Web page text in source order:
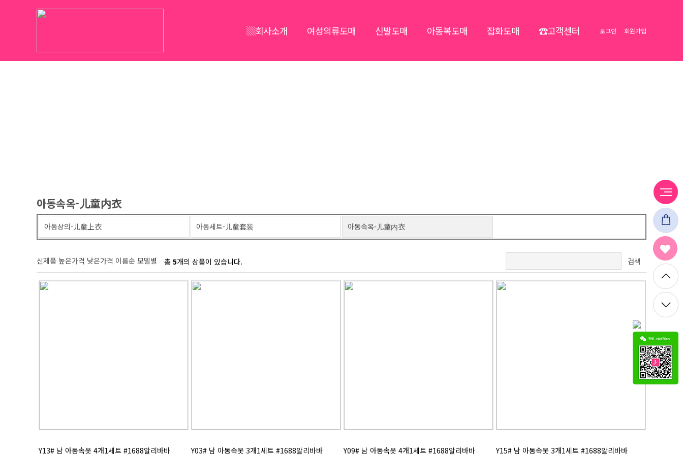
▒회사소개 여성의류도매 신발도매 아동복도매 잡화도매 ☎고객센터 로그인 회원가입
아동속옥-儿童内衣
아동상의-儿童上衣 아동세트-儿童套装 아동속옥-儿童内衣
신제품 높은가격 낮은가격 이름순 모델별 총 5개의 상품이 있습니다. 검색
Y13# 남 아동속옷 4개1세트 #1688알리바바 Y03# 남 아동속옷 3개1세트 #1688알리바바 Y09# 남 아동속옷 4개1세트 #1688알리바바 Y15# 남 아동속옷 3개1세트 #1688알리바바